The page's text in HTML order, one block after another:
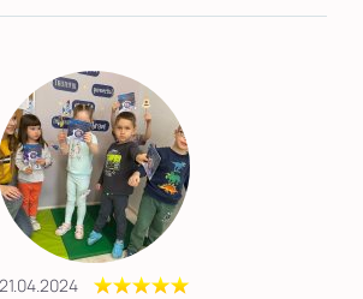
21.04.2024